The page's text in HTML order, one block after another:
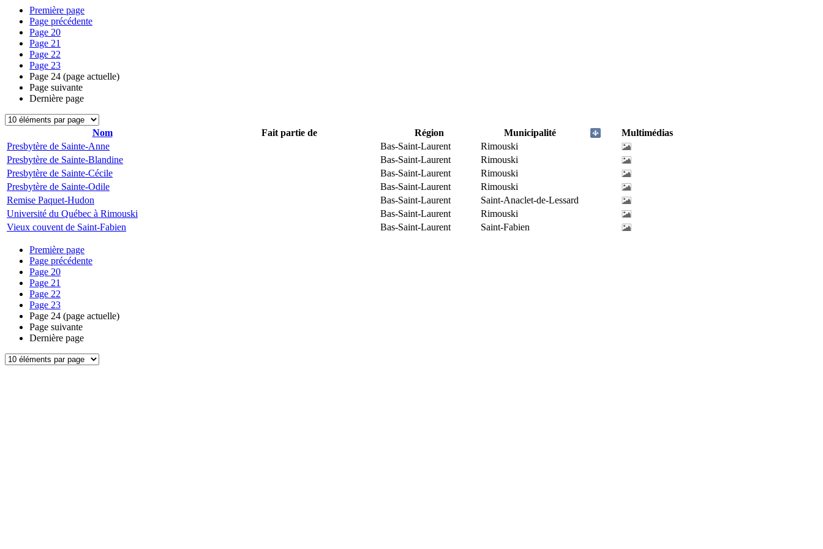
Première page
Page précédente
Page 20
Page 21
Page 22
Page 23
Page 24 (page actuelle)
Page suivante
Dernière page
Nom Fait partie de Région Municipalité
Multimédias
Presbytère de Sainte-Anne
Bas-Saint-Laurent
Rimouski
Presbytère de Sainte-Blandine
Bas-Saint-Laurent
Rimouski
Presbytère de Sainte-Cécile
Bas-Saint-Laurent
Rimouski
Presbytère de Sainte-Odile
Bas-Saint-Laurent
Rimouski
Remise Paquet-Hudon
Bas-Saint-Laurent
Saint-Anaclet-de-Lessard
Université du Québec à Rimouski
Bas-Saint-Laurent
Rimouski
Vieux couvent de Saint-Fabien
Bas-Saint-Laurent Saint-Fabien
Première page
Page précédente
Page 20
Page 21
Page 22
Page 23
Page 24 (page actuelle)
Page suivante
Dernière page